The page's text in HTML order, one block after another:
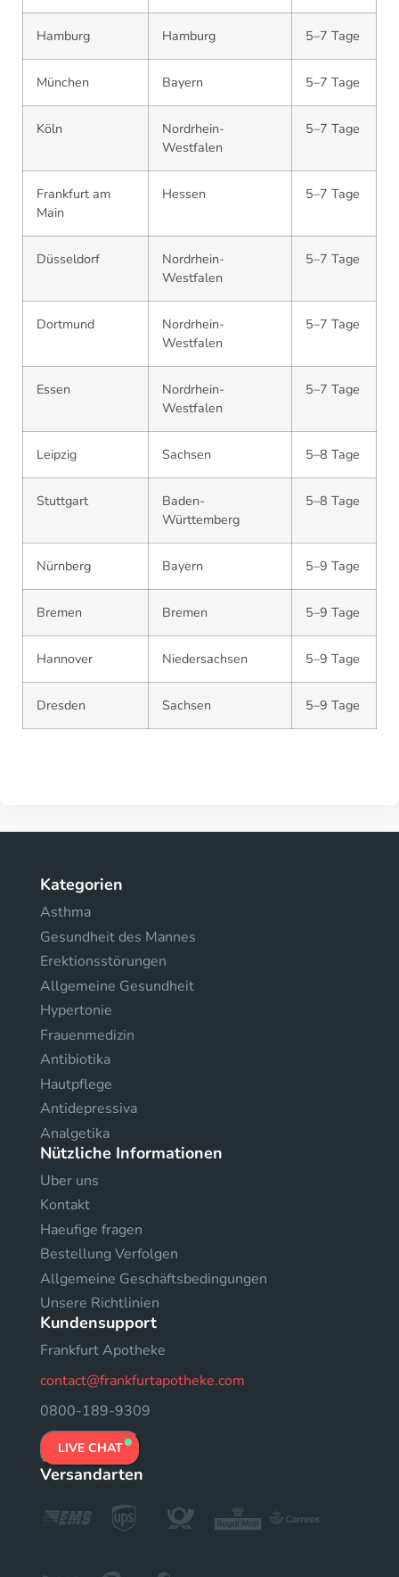
Hamburg Hamburg 5–7 Tage
München Bayern 5–7 Tage
Köln
Nordrhein-
Westfalen
5–7 Tage
Frankfurt am
Main
Hessen 5–7 Tage
Düsseldorf
Nordrhein-
Westfalen
5–7 Tage
Dortmund
Nordrhein-
Westfalen
5–7 Tage
Essen
Nordrhein-
Westfalen
5–7 Tage
Leipzig Sachsen 5–8 Tage
Stuttgart
Baden-
Württemberg
5–8 Tage
Nürnberg Bayern 5–9 Tage
Bremen Bremen 5–9 Tage
Hannover Niedersachsen 5–9 Tage
Dresden Sachsen 5–9 Tage
Kategorien
Asthma
Gesundheit des Mannes
Erektionsstörungen
Allgemeine Gesundheit
Hypertonie
Frauenmedizin
Antibiotika
Hautpflege
Antidepressiva
Analgetika
Nützliche Informationen
Uber uns
Kontakt
Haeufige fragen
Bestellung Verfolgen
Allgemeine Geschäftsbedingungen
Unsere Richtlinien
Kundensupport
Frankfurt Apotheke
contact@frankfurtapotheke.com
0800-189-9309
LIVE CHAT
Versandarten